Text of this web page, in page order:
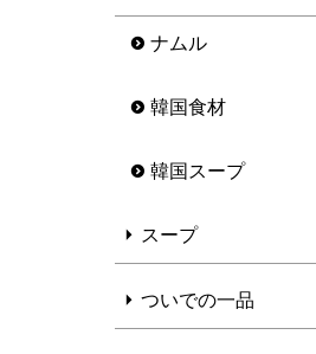
ナムル
韓国食材
韓国スープ
スープ
ついでの一品